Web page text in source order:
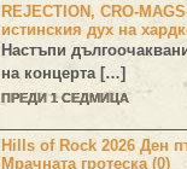
REJECTION, CRO-
истинския дух на
Настъпи
на концерта […]
ПРЕДИ 1 СЕДМИЦА
Hills of Rock 2026 Ден
Мрачната гротеска (0)